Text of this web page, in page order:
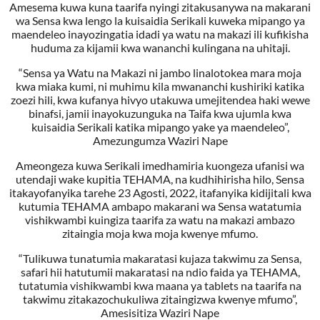
Amesema kuwa kuna taarifa nyingi zitakusanywa na makarani
wa Sensa kwa lengo la kuisaidia Serikali kuweka mipango ya
maendeleo inayozingatia idadi ya watu na makazi ili kufikisha
huduma za kijamii kwa wananchi kulingana na uhitaji.
“Sensa ya Watu na Makazi ni jambo linalotokea mara moja
kwa miaka kumi, ni muhimu kila mwananchi kushiriki katika
zoezi hili, kwa kufanya hivyo utakuwa umejitendea haki wewe
binafsi, jamii inayokuzunguka na Taifa kwa ujumla kwa
kuisaidia Serikali katika mipango yake ya maendeleo”,
Amezungumza Waziri Nape
Ameongeza kuwa Serikali imedhamiria kuongeza ufanisi wa
utendaji wake kupitia TEHAMA, na kudhihirisha hilo, Sensa
itakayofanyika tarehe 23 Agosti, 2022, itafanyika kidijitali kwa
kutumia TEHAMA ambapo makarani wa Sensa watatumia
vishikwambi kuingiza taarifa za watu na makazi ambazo
zitaingia moja kwa moja kwenye mfumo.
“Tulikuwa tunatumia makaratasi kujaza takwimu za Sensa,
safari hii hatutumii makaratasi na ndio faida ya TEHAMA,
tutatumia vishikwambi kwa maana ya tablets na taarifa na
takwimu zitakazochukuliwa zitaingizwa kwenye mfumo”,
Amesisitiza Waziri Nape